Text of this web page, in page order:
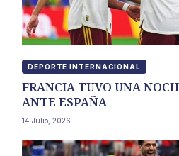
DEPORTE INTERNACIONAL
FRANCIA TUVO UNA
ANTE ESPAÑA
14 Julio, 2026